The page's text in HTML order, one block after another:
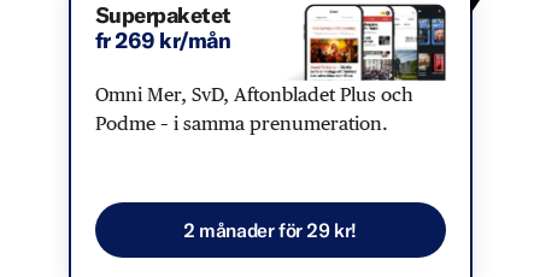
Superpaketet
fr 269 kr/mån
Omni Mer, SvD, Aftonbladet Plus och
Podme – i samma prenumeration.
2 månader för 29 kr!